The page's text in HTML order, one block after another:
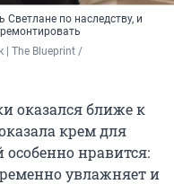
по наследству, и
| The Blueprint /
оказался ближе к
крем для
нравится:
увлажняет и